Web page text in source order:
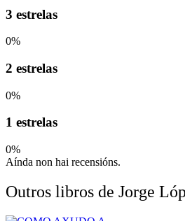
3 estrelas
0%
2 estrelas
0%
1 estrelas
0%
Aínda non hai recensións.
Outros libros de Jorge